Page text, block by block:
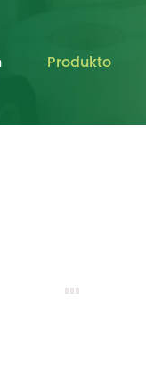
Produkto